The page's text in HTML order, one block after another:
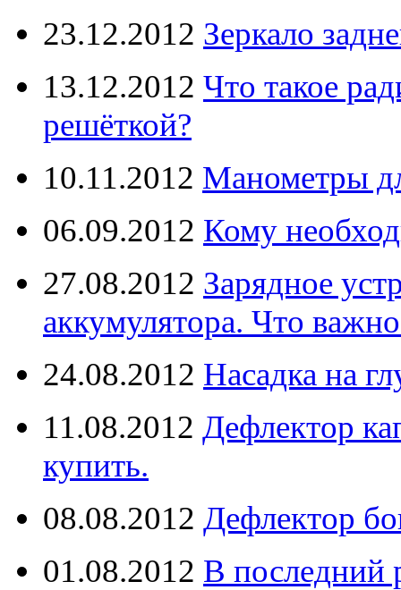
23.12.2012 Зеркало
13.12.2012 Что такое
решёткой?
10.11.2012 Манометры
06.09.2012 Кому
27.08.2012 Зарядное
аккумулятора. Что
24.08.2012 Насадка на
11.08.2012 Дефлектор
купить.
08.08.2012 Дефлектор
01.08.2012 В последний